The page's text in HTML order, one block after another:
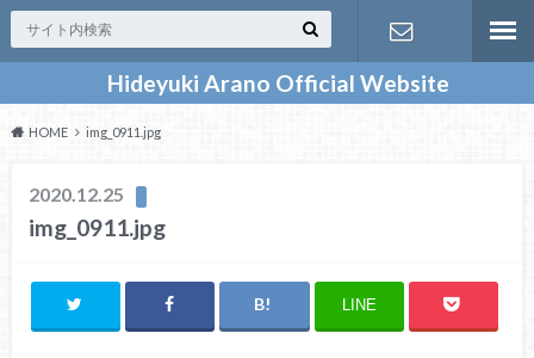
Hideyuki Arano Official Website
お問い合わ
HOME img_0911.jpg
2020.12.25
img_0911.jpg
LINE